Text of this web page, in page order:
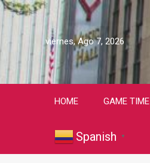
viernes, Ago 7, 2026
HOME GAME TIME
Spanish ▼